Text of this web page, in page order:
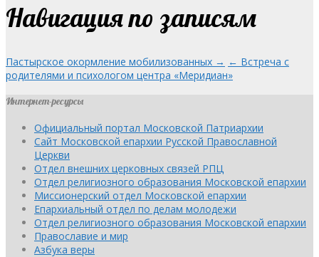
Навигация по записям
Пастырское окормление мобилизованных → ← Встреча с
родителями и психологом центра «Меридиан»
Интернет-ресурсы
Официальный портал Московской Патриархии
Сайт Московской епархии Русской Православной
Церкви
Отдел внешних церковных связей РПЦ
Отдел религиозного образования Московской епархии
Миссионерский отдел Московской епархии
Епархиальный отдел по делам молодежи
Отдел религиозного образования Московской епархии
Православие и мир
Азбука веры